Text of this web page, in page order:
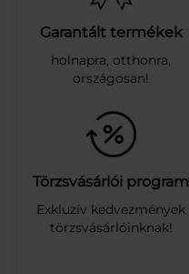
n
y
z
e
i
L
á
m
p
a
H
Garantált termékek
holnapra, otthonra,
országosan!
Törzsvásárlói program
Exkluzív kedvezmények
törzsvásárlóinknak!